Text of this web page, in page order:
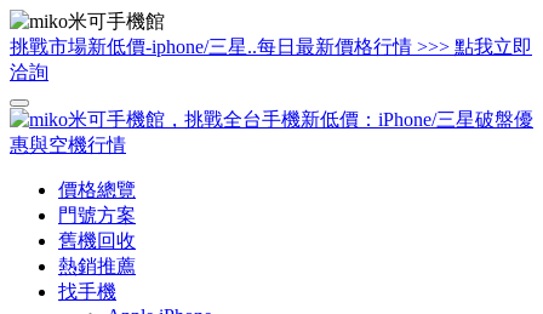
挑戰市場新低價-iphone/三星..每日最新價格行情 >>> 點我立即
洽詢
價格總覽
門號方案
舊機回收
熱銷推薦
找手機